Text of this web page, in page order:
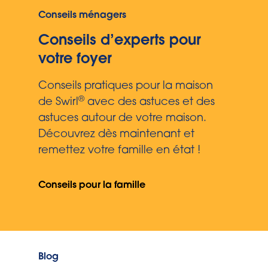
Conseils ménagers
Conseils d’experts pour
votre foyer
Conseils pratiques pour la maison
de Swirl®avec des astuces et des
astuces autour de votre maison.
Découvrez dès maintenant et
remettez votre famille en état !
Conseils pour la famille
Blog